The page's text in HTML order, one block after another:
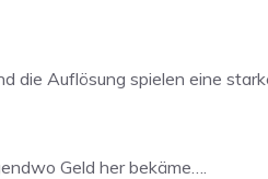
die Auflösung spielen eine
Geld her bekäme….